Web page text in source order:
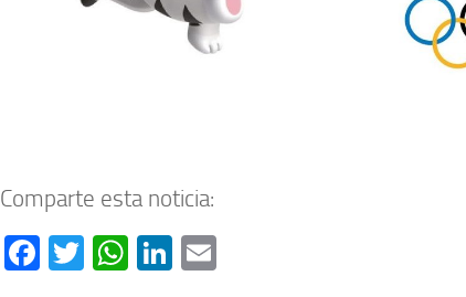
Comparte esta noticia:
Facebook
TwitterWhatsApp
LinkedIn